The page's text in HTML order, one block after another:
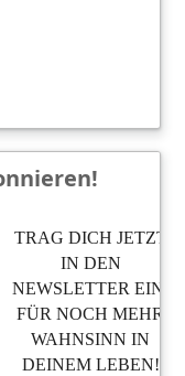
TRAG DICH JETZT
IN DEN
NEWSLETTER EIN,
FÜR NOCH MEHR
WAHNSINN IN
DEINEM LEBEN!